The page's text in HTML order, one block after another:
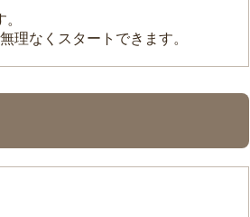
理なくスタートできます。